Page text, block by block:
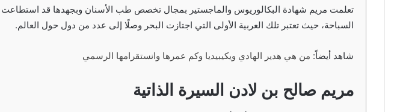
تعلمت مريم شهادة البكالوريوس والماجستير بمجال تخصص طب الأسنان وبجهدها قد استطاعت
السباحة، حيث تعتبر تلك العربية الأولى التي اجتازت البحر وصلًا إلى عدد من دول حول العالم.
شاهد أيضاً: من هي هدير الهادي ويكيبيديا وكم عمرها وانستقرامها الرسمي
مريم صالح بن لادن السيرة الذاتية